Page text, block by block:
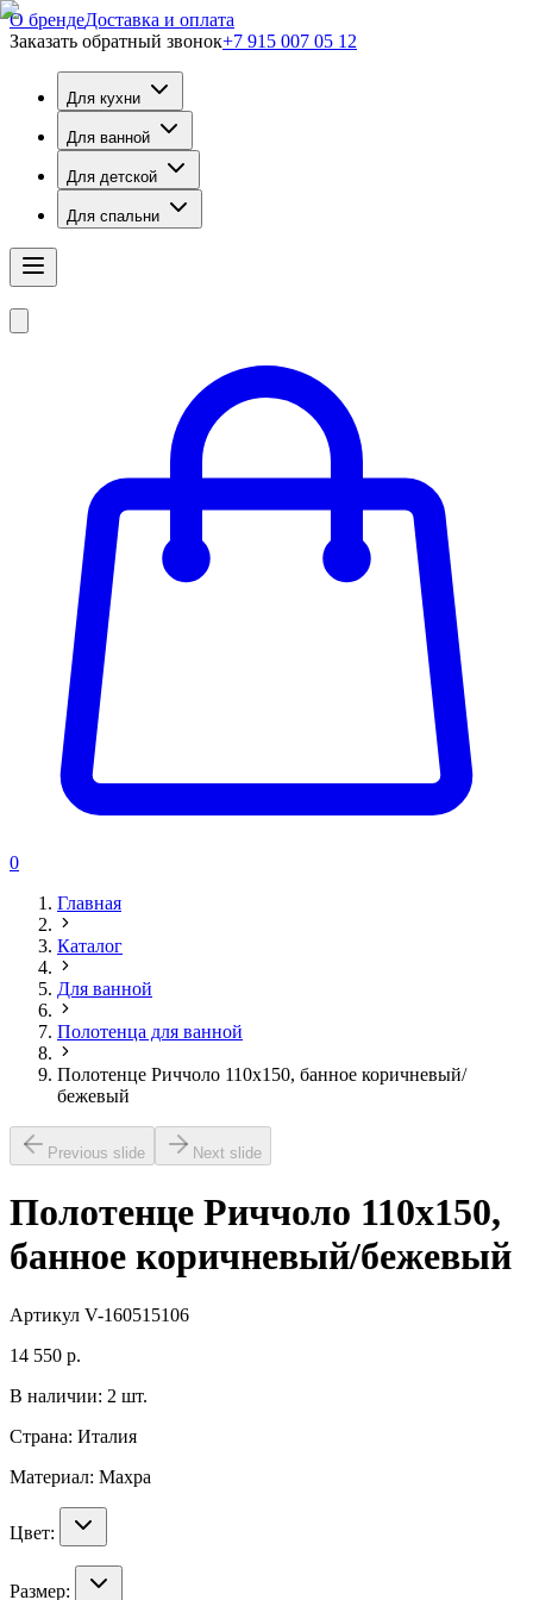
О брендеДоставка и оплата
Заказать обратный звонок+7 915 007 05 12
Для кухни
Для ванной
Для детской
Для спальни
0
Главная
Каталог
Для ванной
Полотенца для ванной
Полотенце Риччоло 110х150, банное коричневый/
бежевый
Previous slide Next slide
Полотенце Риччоло 110х150,
банное коричневый/бежевый
Артикул V-160515106
14 550 р.
В наличии: 2 шт.
Страна: Италия
Материал: Махра
Цвет:
Размер: